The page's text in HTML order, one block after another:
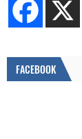
FACEBOOK